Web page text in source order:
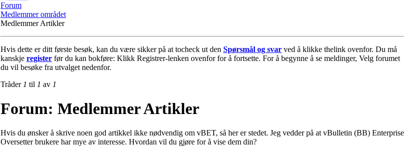
Forum
Medlemmer området
Medlemmer Artikler
Hvis dette er ditt første besøk, kan du være sikker på at tocheck ut den Spørsmål og svar ved å klikke thelink ovenfor. Du må
kanskje register før du kan bokføre: Klikk Registrer-lenken ovenfor for å fortsette. For å begynne å se meldinger, Velg forumet
du vil besøke fra utvalget nedenfor.
Tråder 1 til 1 av 1
Forum: Medlemmer Artikler
Hvis du ønsker å skrive noen god artikkel ikke nødvendig om vBET, så her er stedet. Jeg vedder på at vBulletin (BB) Enterprise
Oversetter brukere har mye av interesse. Hvordan vil du gjøre for å vise dem din?